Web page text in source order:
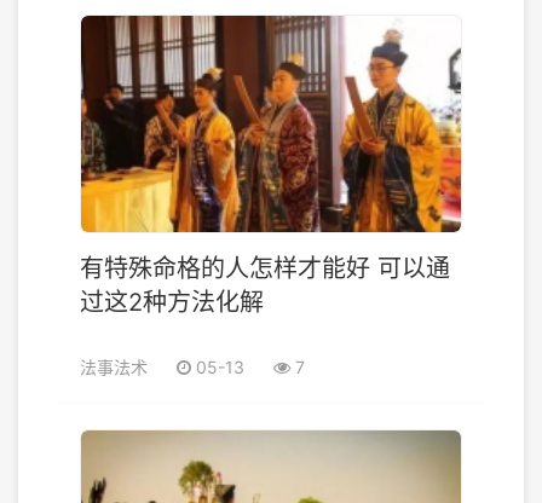
有特殊命格的人怎样才能好 可以通
过这2种方法化解
法事法术 05-13 7